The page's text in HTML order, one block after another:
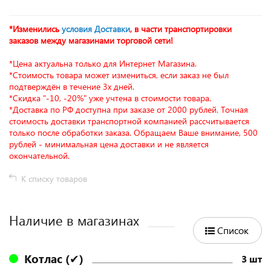
*Изменились условия Доставки, в части транспортировки
заказов между магазинами торговой сети!
*Цена актуальна только для Интернет Магазина.
*Стоимость товара может измениться, если заказ не был
подтверждён в течение 3х дней.
*Скидка "-10, -20%" уже учтена в стоимости товара.
*Доставка по РФ доступна при заказе от 2000 рублей. Точная
стоимость доставки транспортной компанией рассчитывается
только после обработки заказа. Обращаем Ваше внимание, 500
рублей - минимальная цена доставки и не является
окончательной.
К списку товаров
Наличие в магазинах
Список
Котлас (✔) 3 шт